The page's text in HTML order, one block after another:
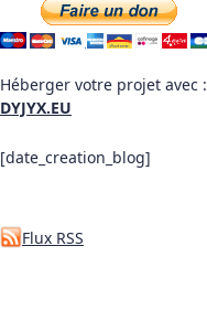
Héberger votre projet avec :
DYJYX.EU
[date_creation_blog]
Flux RSS